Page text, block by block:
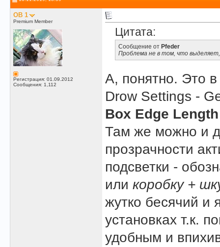
OB 1
Premium Member
Регистрация: 01.09.2012
Сообщения: 1,112
Цитата:
Сообщение от Pfeder
Проблема не в том, что
А, понятно. Это в
Drow Settings -
Box Edge Length
Там же можно и
прозрачности
подсветки -
или коробку +
жутко бесячий и
установках т.к.
удобным и